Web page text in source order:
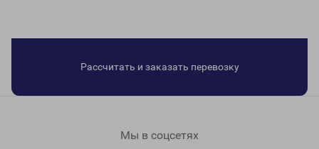
Рассчитать и заказать перевозку
Мы в соцсетях